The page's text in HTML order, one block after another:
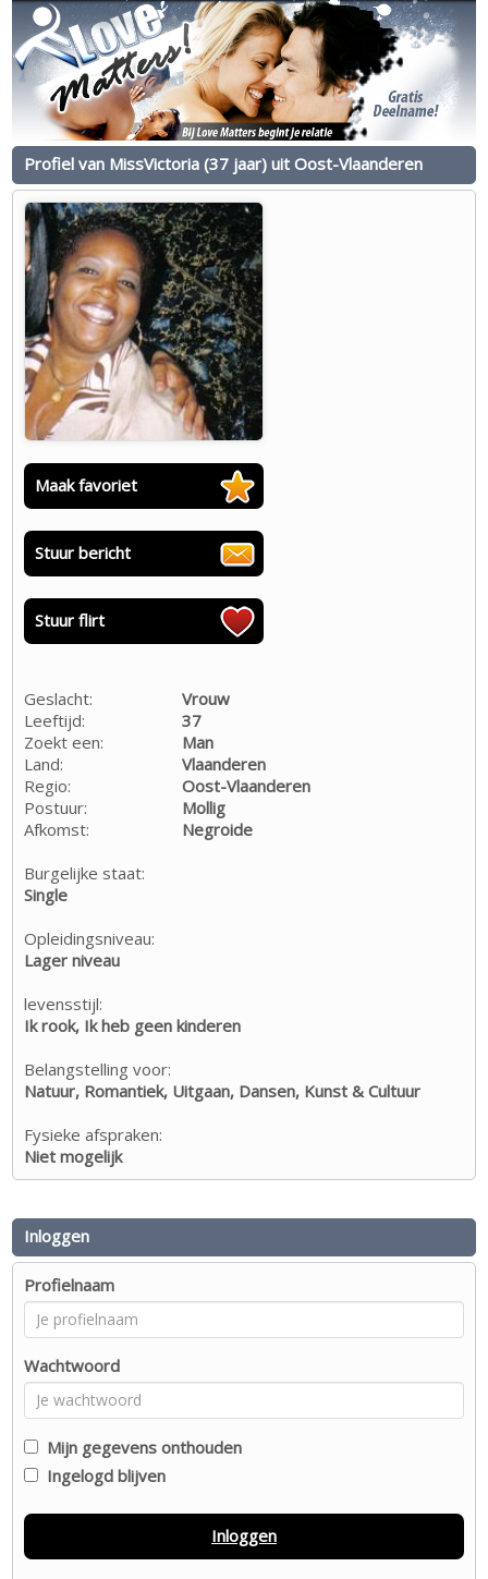
Profiel van MissVictoria (37 jaar) uit Oost-Vlaanderen
Maak favoriet
Stuur bericht
Stuur flirt
Geslacht:
Vrouw
Leeftijd:
37
Zoekt een:
Man
Land:
Vlaanderen
Regio:
Oost-Vlaanderen
Postuur:
Mollig
Afkomst:
Negroide
Burgelijke staat:
Single
Opleidingsniveau:
Lager niveau
levensstijl:
Ik rook, Ik heb geen kinderen
Belangstelling voor:
Natuur, Romantiek, Uitgaan, Dansen, Kunst & Cultuur
Fysieke afspraken:
Niet mogelijk
Inloggen
Profielnaam
Wachtwoord
Mijn gegevens onthouden
Ingelogd blijven
Inloggen